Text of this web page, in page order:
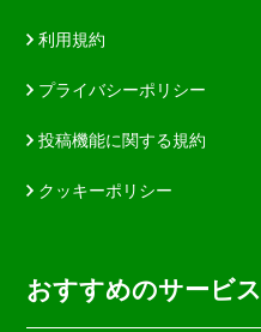
利用規約
プライバシーポリシー
投稿機能に関する規約
クッキーポリシー
おすすめのサービス